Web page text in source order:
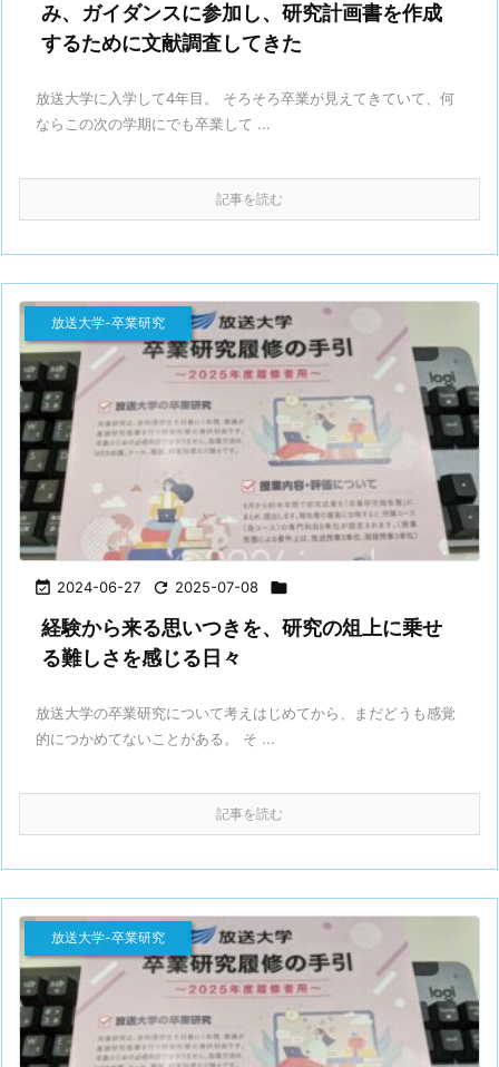
み、ガイダンスに参加し、研究計画書を作成
するために文献調査してきた
放送大学に入学して4年目。 そろそろ卒業が見えてきていて、何
ならこの次の学期にでも卒業して ...
記事を読む
 2024-06-27  2025-07-08 
放送大学-卒業研究
経験から来る思いつきを、研究の俎上に乗せ
る難しさを感じる日々
放送大学の卒業研究について考えはじめてから、まだどうも感覚
的につかめてないことがある。 そ ...
記事を読む
放送大学-卒業研究